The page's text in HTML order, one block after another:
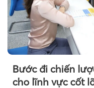
Bước đi chiến
cho lĩnh vực cốt